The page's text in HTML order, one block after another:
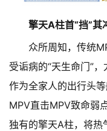
擎天A柱首“挡”其
众所周知，传统
受诟病的“天生命门”，
作为全家人的出行头
MPV直击MPV致命弱
独有的擎天A柱，将热